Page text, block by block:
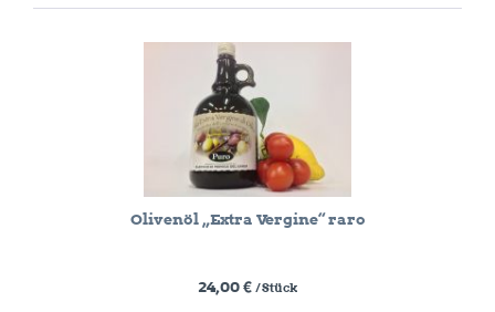
Olivenöl „Extra Vergine“ raro
24,00 € / Stück